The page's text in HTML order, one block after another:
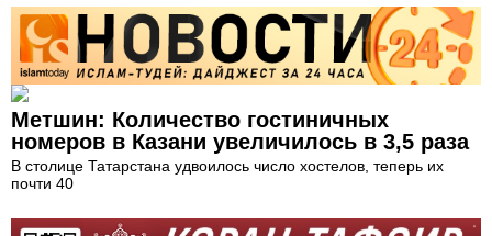
Метшин: Количество гостиничных
номеров в Казани увеличилось в 3,5 раза
В столице Татарстана удвоилось число хостелов, теперь их
почти 40